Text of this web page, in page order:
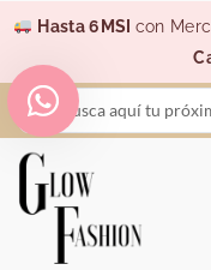
contenido
Hasta 6MSI con
Search
...